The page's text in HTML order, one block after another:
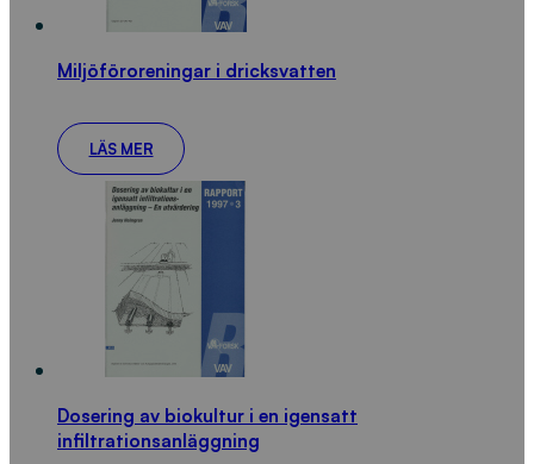
Miljöföroreningar i dricksvatten
LÄS MER
Dosering av biokultur i en igensatt
infiltrationsanläggning